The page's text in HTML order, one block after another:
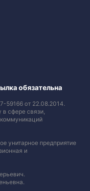
обязательна
59166 от 22.08.2014.
сфере связи,
унитарное предприятие
и